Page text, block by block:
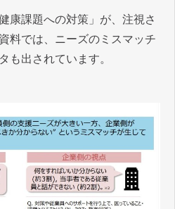
康課題への対策」が、注視さ
料では、ニーズのミスマッチ
も出されています。